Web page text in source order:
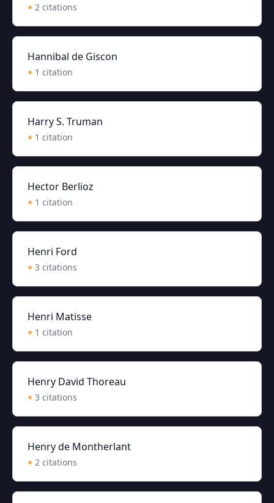
2 citations
Hannibal de Giscon
1 citation
Harry S. Truman
1 citation
Hector Berlioz
1 citation
Henri Ford
3 citations
Henri Matisse
1 citation
Henry David Thoreau
3 citations
Henry de Montherlant
2 citations